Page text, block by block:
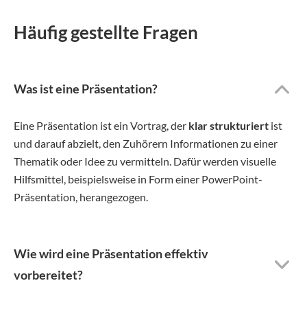
Häufig gestellte Fragen
Was ist eine Präsentation?
Eine Präsentation ist ein Vortrag, der klar strukturiert ist
und darauf abzielt, den Zuhörern Informationen zu einer
Thematik oder Idee zu vermitteln. Dafür werden visuelle
Hilfsmittel, beispielsweise in Form einer PowerPoint-
Präsentation, herangezogen.
Wie wird eine Präsentation effektiv
vorbereitet?